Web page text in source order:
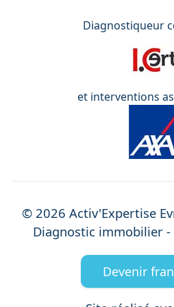
Diagnostiqueur
et interventions
© 2026 Activ'Expertise
Diagnostic immobilier -
Devenir